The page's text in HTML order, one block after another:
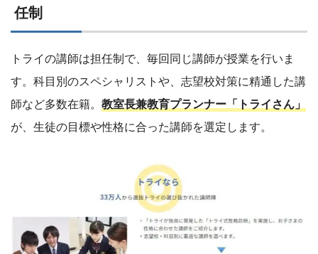
任制
トライの講師は担任制で、毎回同じ講師が授業を行いま
す。科目別のスペシャリストや、志望校対策に精通した講
師など多数在籍。 教室長兼教育プランナー「トライさん」
が、生徒の目標や性格に合った講師を選定します。